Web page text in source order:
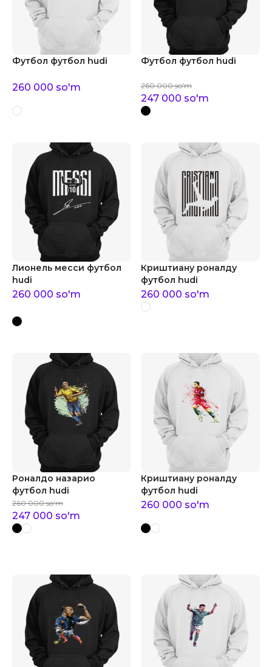
Футбол футбол hudi
260 000 so'm
Футбол футбол hudi
260 000 so'm
247 000 so'm
Лионель месси футбол
hudi
260 000 so'm
Криштиану роналду
футбол hudi
260 000 so'm
Роналдо назарио
футбол hudi
260 000 so'm
247 000 so'm
Криштиану роналду
футбол hudi
260 000 so'm